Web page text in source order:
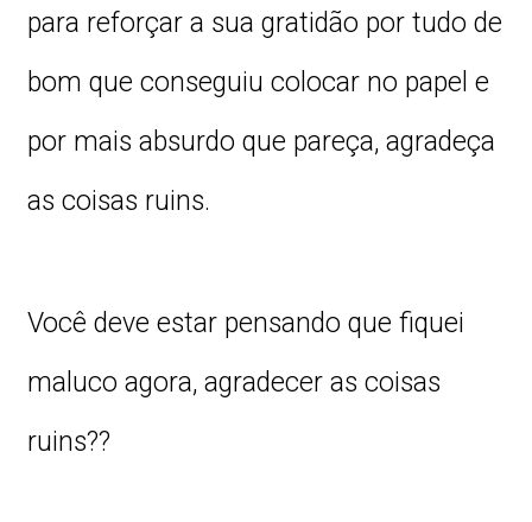
para reforçar a sua gratidão por tudo de
bom que conseguiu colocar no papel e
por mais absurdo que pareça, agradeça
as coisas ruins.
Você deve estar pensando que fiquei
maluco agora, agradecer as coisas
ruins??